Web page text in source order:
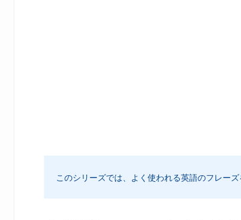
このシリーズでは、よく使われる英語のフレー